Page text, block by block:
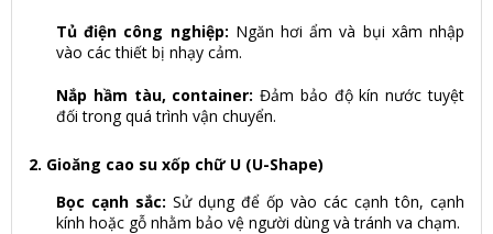
Tủ điện công nghiệp: Ngăn hơi ẩm và bụi xâm nhập
vào các thiết bị nhạy cảm.
Nắp hầm tàu, container: Đảm bảo độ kín nước tuyệt
đối trong quá trình vận chuyển.
2. Gioăng cao su xốp chữ U (U-Shape)
Bọc cạnh sắc: Sử dụng để ốp vào các cạnh tôn, cạnh
kính hoặc gỗ nhằm bảo vệ người dùng và tránh va chạm.